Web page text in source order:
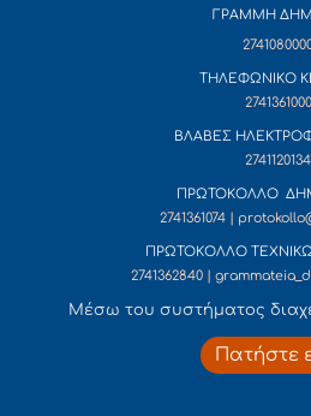
ΓΡΑΜΜΗ
ΤΗΛΕΦΩΝΙΚΟ
2741361000
ΒΛΑΒΕΣ
2741120134
ΠΡΩΤΟΚΟΛΛΟ
2741361074 |
ΠΡΩΤΟΚΟΛΛΟ
2741362840 |
Mέσω του συστήματος
Πατήστε